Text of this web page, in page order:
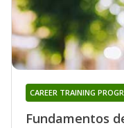
Fundamentos
CAREER TRAINING